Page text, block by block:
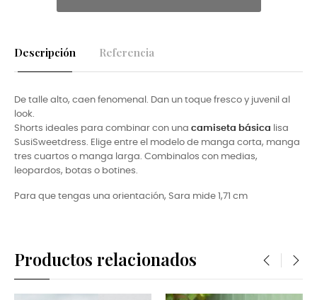
Descripción Referencia
De talle alto, caen fenomenal. Dan un toque fresco y juvenil al
look.
Shorts ideales para combinar con una camiseta básica lisa
SusiSweetdress. Elige entre el modelo de manga corta, manga
tres cuartos o manga larga. Combinalos con medias,
leopardos, botas o botines.
Para que tengas una orientación, Sara mide 1,71 cm
Productos relacionados